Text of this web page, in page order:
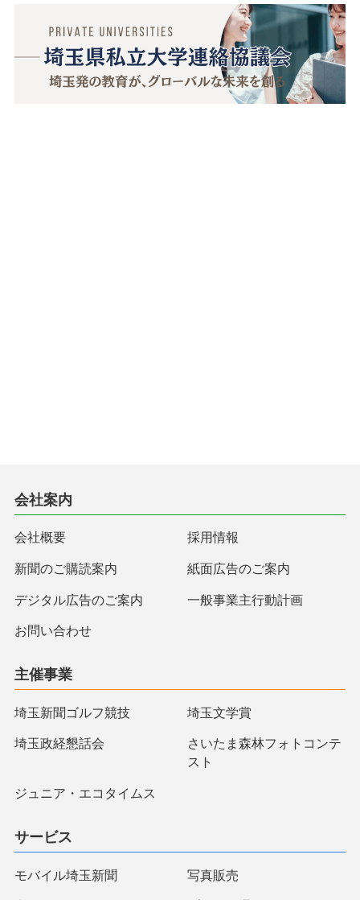
会社案内
会社概要 採用情報
新聞のご購読案内 紙面広告のご案内
デジタル広告のご案内 一般事業主行動計画
お問い合わせ
主催事業
埼玉新聞ゴルフ競技 埼玉文学賞
埼玉政経懇話会
さいたま森林フォトコンテ
スト
ジュニア・エコタイムス
サービス
モバイル埼玉新聞 写真販売